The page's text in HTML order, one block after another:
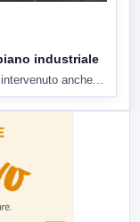
industriale
anche...